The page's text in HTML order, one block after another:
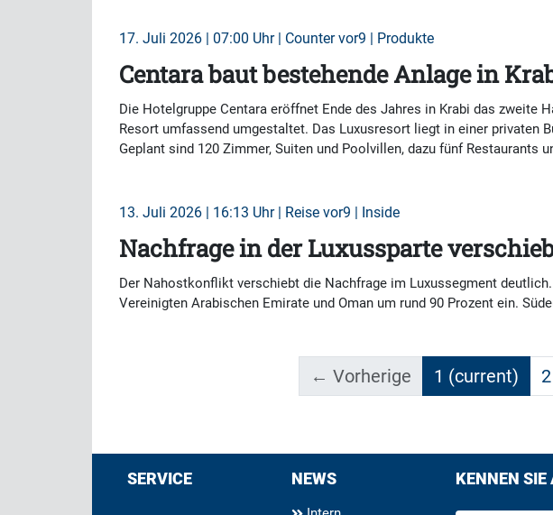
17. Juli 2026 | 07:00 Uhr | Counter vor9 | Produkte
Centara baut bestehende Anlage in
Die Hotelgruppe Centara eröffnet Ende des Jahres in Krabi das zweite
Resort umfassend umgestaltet. Das Luxusresort liegt in einer privaten
Geplant sind 120 Zimmer, Suiten und Poolvillen, dazu fünf Restaurants
13. Juli 2026 | 16:13 Uhr | Reise vor9 | Inside
Nachfrage in der Luxussparte
Der Nahostkonflikt verschiebt die Nachfrage im Luxussegment
Vereinigten Arabischen Emirate und Oman um rund 90 Prozent ein.
← Vorherige 1 (current) 2
SERVICE NEWS KENNEN SIE